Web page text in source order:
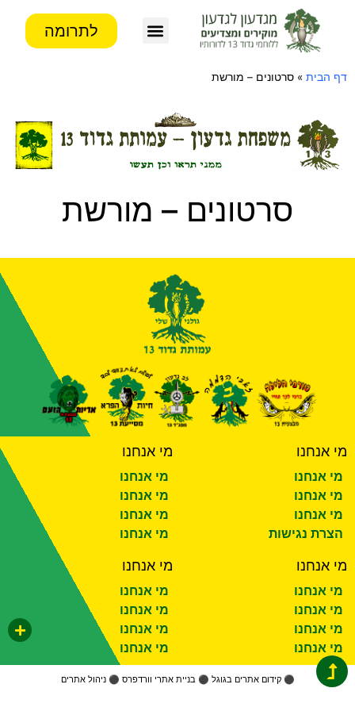
לתרומה
דף הבית » סרטונים – מורשת
סרטונים – מורשת
מי אנחנו
מי אנחנו
מי אנחנו
מי אנחנו
הצרת נגישות
מי אנחנו
מי אנחנו
מי אנחנו
מי אנחנו
מי אנחנו
מי אנחנו
מי אנחנו
מי אנחנו
מי אנחנו
מי אנחנו
מי אנחנו
מי אנחנו
מי אנחנו
מי אנחנו
מי אנחנו
⚫קידום אתרים בגוגל ⚫בניית אתרי וורדפרס ⚫ניהול אתרים